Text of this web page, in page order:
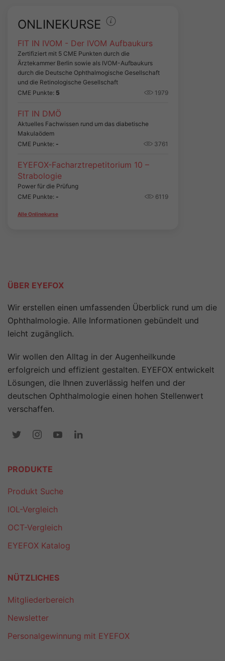
ONLINEKURSE
FIT IN IVOM - Der IVOM Aufbaukurs
Zertifiziert mit 5 CME Punkten durch die
Ärztekammer Berlin sowie als IVOM-Aufbaukurs
durch die Deutsche Ophthalmogische Gesellschaft
und die Retinologische Gesellschaft
CME Punkte: 5 1979
FIT IN DMÖ
Aktuelles Fachwissen rund um das diabetische
Makulaödem
CME Punkte: - 3761
EYEFOX-Facharztrepetitorium 10 –
Strabologie
Power für die Prüfung
CME Punkte: - 6119
Alle Onlinekurse
ÜBER EYEFOX
Wir erstellen einen umfassenden Überblick rund um die
Ophthalmologie. Alle Informationen gebündelt und
leicht zugänglich.
Wir wollen den Alltag in der Augenheilkunde
erfolgreich und effizient gestalten. EYEFOX entwickelt
Lösungen, die Ihnen zuverlässig helfen und der
deutschen Ophthalmologie einen hohen Stellenwert
verschaffen.
PRODUKTE
Produkt Suche
IOL-Vergleich
OCT-Vergleich
EYEFOX Katalog
NÜTZLICHES
Mitgliederbereich
Newsletter
Personalgewinnung mit EYEFOX